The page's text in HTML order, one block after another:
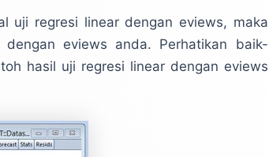
uji regresi linear dengan eviews, maka
eviews anda. Perhatikan baik-
hasil uji regresi linear dengan eviews